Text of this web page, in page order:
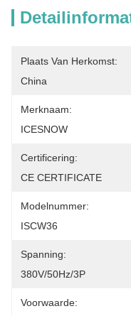
Plaats Van Herkomst:
China
Merknaam:
ICESNOW
Certificering:
CE CERTIFICATE
Modelnummer:
ISCW36
Spanning:
380V/50Hz/3P
Voorwaarde: